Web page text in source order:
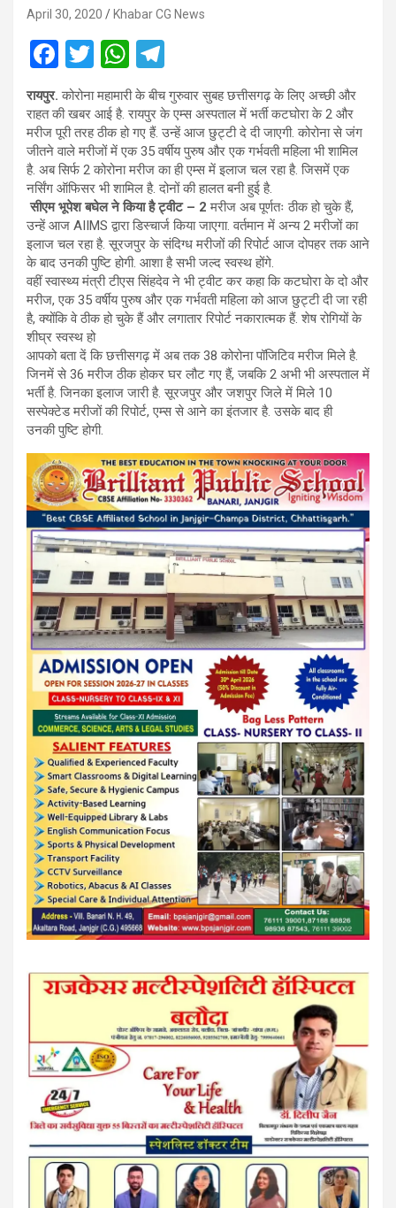
April 30, 2020 Khabar CG News
F
a
ce
b
o
o
k
T
wi
tt
er
W
h
at
s
A
p
p
el
e
gr
a
m
रायपुर. कोरोना महामारी के बीच गुरुवार सुबह छत्तीसगढ़ के लिए अच्छी और
राहत की खबर आई है. रायपुर के एम्स अस्पताल में भर्ती कटघोरा के 2 और
मरीज पूरी तरह ठीक हो गए हैं. उन्हें आज छुट्टी दे दी जाएगी. कोरोना से जंग
जीतने वाले मरीजों में एक 35 वर्षीय पुरुष और एक गर्भवती महिला भी शामिल
है. अब सिर्फ 2 कोरोना मरीज का ही एम्स में इलाज चल रहा है. जिसमें एक
नर्सिंग ऑफिसर भी शामिल है. दोनों की हालत बनी हुई है.
सीएम भूपेश बघेल ने किया है ट्वीट – 2मरीज अब पूर्णतः ठीक हो चुके हैं,
उन्हें आज AIIMS द्वारा डिस्चार्ज किया जाएगा. वर्तमान में अन्य 2 मरीजों का
इलाज चल रहा है. सूरजपुर के संदिग्ध मरीजों की रिपोर्ट आज दोपहर तक आने
के बाद उनकी पुष्टि होगी. आशा है सभी जल्द स्वस्थ होंगे.
वहीं स्वास्थ्य मंत्री टीएस सिंहदेव ने भी ट्वीट कर कहा कि कटघोरा के दो और
मरीज, एक 35 वर्षीय पुरुष और एक गर्भवती महिला को आज छुट्टी दी जा रही
है, क्योंकि वे ठीक हो चुके हैं और लगातार रिपोर्ट नकारात्मक हैं. शेष रोगियों के
शीघ्र स्वस्थ हो
आपको बता दें कि छत्तीसगढ़ में अब तक 38 कोरोना पॉजिटिव मरीज मिले है.
जिनमें से 36 मरीज ठीक होकर घर लौट गए हैं, जबकि 2 अभी भी अस्पताल में
भर्ती है. जिनका इलाज जारी है. सूरजपुर और जशपुर जिले में मिले 10
सस्पेक्टेड मरीजों की रिपोर्ट, एम्स से आने का इंतजार है. उसके बाद ही
उनकी पुष्टि होगी.